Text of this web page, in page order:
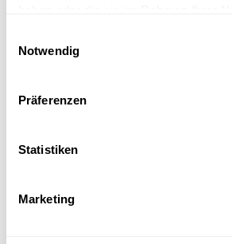
Notwendig
Präferenzen
Statistiken
Marketing
automatisieren
Prozesse automatisieren, die für Sie
AI Agent entdecken